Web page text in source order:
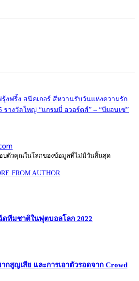
งฟริ้ง สนีคเกอร์ สีหวานรับวันแห่งความรัก
รางวัลใหญ่ “แกรมมี่ อวอร์ดส์” – “บียอนเซ่”
บตัวคุณในโลกของข้อมูลที่ไม่มีวันสิ้นสุด
FROM AUTHOR
ดทีมชาติในฟุตบอลโลก 2022
กสูญเสีย และการเอาตัวรอดจาก Crowd